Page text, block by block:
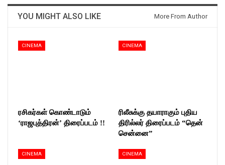
YOU MIGHT ALSO LIKE More From Author
CINEMA
ரசிகர்கள் கொண்டாடும்
‘ராஜபுத்திரன்’ திரைப்படம் !!
CINEMA
ரிலீசுக்கு தயாராகும் புதிய
திரில்லர் திரைப்படம் “தென்
சென்னை”
CINEMA CINEMA